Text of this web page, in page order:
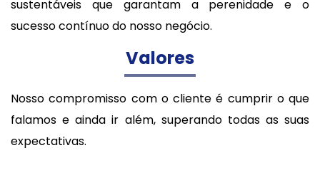
sustentáveis que garantam a perenidade e o
sucesso contínuo do nosso negócio.
Valores
Nosso compromisso com o cliente é cumprir o que
falamos e ainda ir além, superando todas as suas
expectativas.